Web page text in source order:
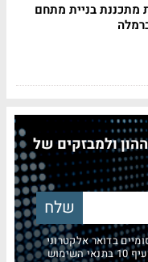
מתכננת בניית מתחם
ולמבזקים של
בדואר אלקטרוני